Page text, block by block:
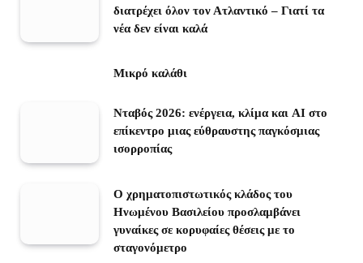
διατρέχει όλον τον Ατλαντικό – Γιατί τα
νέα δεν είναι καλά
Μικρό καλάθι
Νταβός 2026: ενέργεια, κλίμα και AI στο
επίκεντρο μιας εύθραυστης παγκόσμιας
ισορροπίας
Ο χρηματοπιστωτικός κλάδος του
Ηνωμένου Βασιλείου προσλαμβάνει
γυναίκες σε κορυφαίες θέσεις με το
σταγονόμετρο